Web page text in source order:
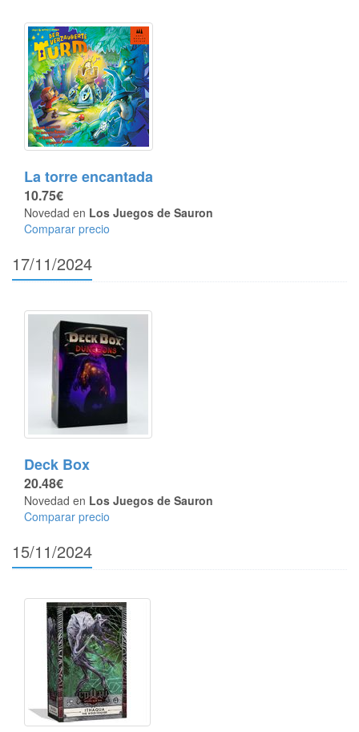
La torre encantada
10.75€
Novedad en Los Juegos de Sauron
Comparar precio
17/11/2024
Deck Box
20.48€
Novedad en Los Juegos de Sauron
Comparar precio
15/11/2024